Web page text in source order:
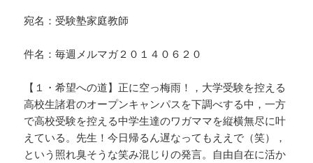
宛名：受験塾家庭教師
件名：毎週メルマガ２０１４０６２０
【１・希望への道】正に空っ梅雨！，大学受験を控える
高校生諸君のオープンキャンパスを下調べする中，一方
で高校受験を控える中学生達のワガママを縦横無尽に叶
えている。先生！今日帰るん遅なってもええで（笑），
という照れ臭そうな笑み混じりの発言。自由自在に活か